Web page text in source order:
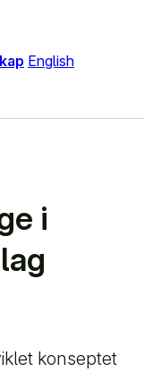
English
i
konseptet